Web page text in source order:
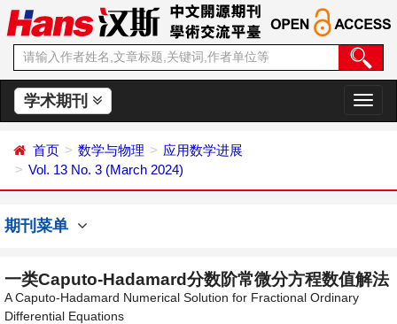
学术期刊
切
换
首页 数学与物理
应用数学进展
Vol. 13 No. 3 (March 2024)
期刊菜单
一类Caputo-Hadamard分数阶常微分方程数值解法
A Caputo-Hadamard Numerical Solution for Fractional Ordinary
Differential Equations